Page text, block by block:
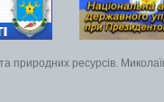
природних ресурсів.